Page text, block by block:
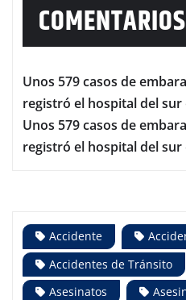
COMENTARIOS
Unos 579 casos de
registró el hospital del sur
Unos 579 casos de
registró el hospital del sur
Accidente
Accidentes de Tránsito
Asesinatos